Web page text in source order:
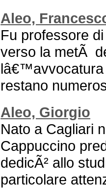
Aleo,
Fu professore
verso la metÃ
lâ€™avvocatura
restano
Aleo, Giorgio
Nato a Cagliari
Cappuccino
dedicÃ² allo
particolare